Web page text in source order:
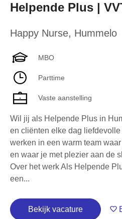
Helpende Plus |
Happy Nurse, Hummelo
MBO
Parttime
Vaste aanstelling
Wil jij als Helpende Plus in
en cliënten elke dag
werken in een warm team
en waar je met plezier aan de
Over het werk Als Helpende
een...
Bekijk vacature